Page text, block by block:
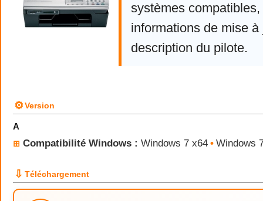
systèmes compatibles,
informations de mise à
description du pilote.
⚙Version
A
⊞ Compatibilité Windows : Windows 7 x64 • Windows
⇩ Téléchargement